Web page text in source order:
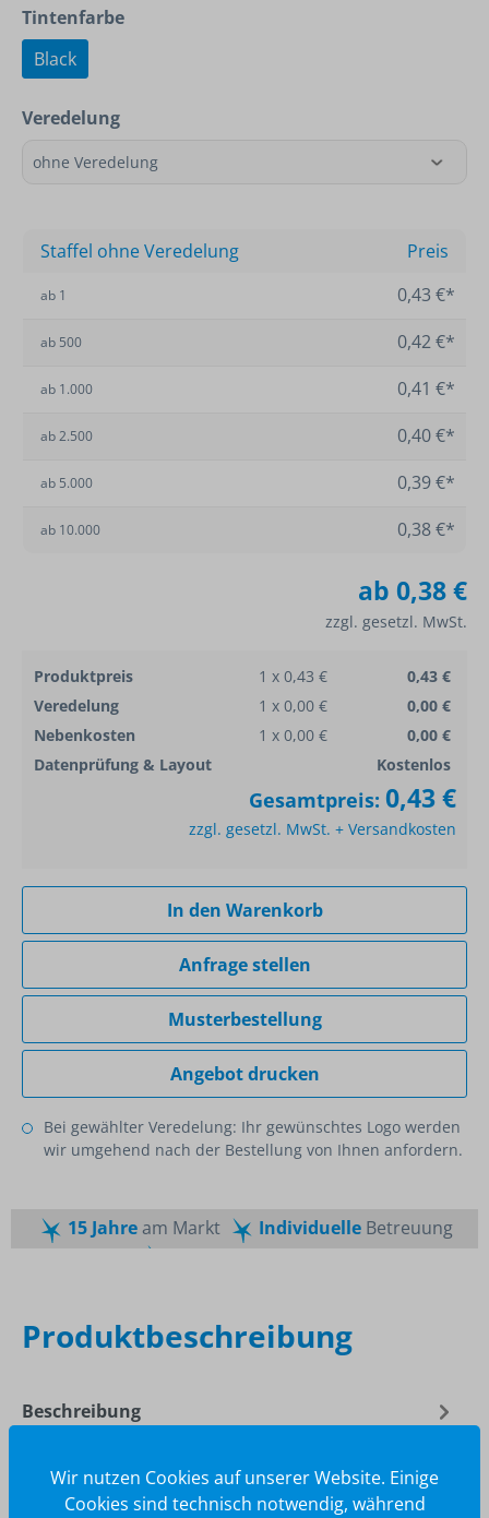
Tintenfarbe
Black
Veredelung
Staffel ohne Veredelung Preis
ab 1 0,43 €*
ab 500 0,42 €*
ab 1.000 0,41 €*
ab2.500 0,40 €*
ab 5.000 0,39 €*
ab 10.000 0,38 €*
ab 0,38 €
zzgl. gesetzl. MwSt.
Produktpreis 1 x 0,43 €
0,43 €
Veredelung
1 x 0,00 €
0,00 €
Nebenkosten
1 x 0,00 €
0,00 €
Datenprüfung & Layout
Kostenlos
Gesamtpreis: 0,43 €
zzgl. gesetzl. MwSt. + Versandkosten
In den Warenkorb
Anfrage stellen
Musterbestellung
Angebot drucken
Bei gewählter Veredelung: Ihr gewünschtes Logo werden
wir umgehend nach der Bestellung von Ihnen anfordern.
15 Jahream Markt IndividuelleBetreuung
Produktbeschreibung
Beschreibung
Bambusholz mit Metall-Clip.
Wir nutzen Cookies auf unserer Website. Einige
Cookies sind technisch notwendig, während